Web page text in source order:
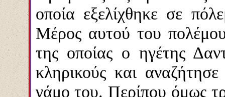
οποία εξελίχθηκε σε
Μέρος αυτού του
της οποίας ο ηγέτης
κληρικούς και
γάμο του. Περίπου όμως